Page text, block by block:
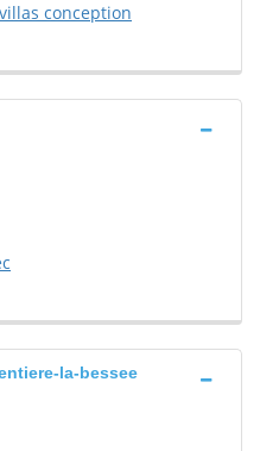
conception
la-bessee